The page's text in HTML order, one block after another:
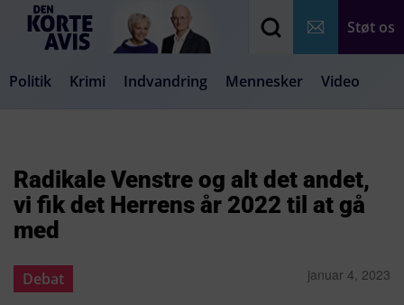
Støt os
Politik Krimi Indvandring Mennesker Video
Radikale Venstre og alt det andet,
vi fik det Herrens år 2022 til at gå
med
Debat januar 4, 2023